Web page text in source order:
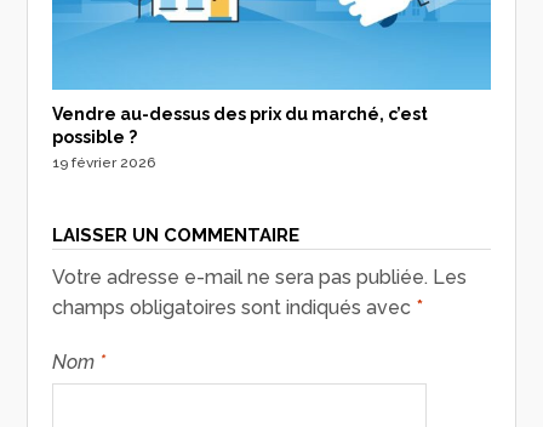
Vendre au-dessus des prix du marché, c’est
possible ?
19 février 2026
LAISSER UN COMMENTAIRE
Votre adresse e-mail ne sera pas publiée. Les
champs obligatoires sont indiqués avec *
Nom *